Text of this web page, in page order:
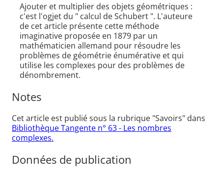
Ajouter et multiplier des objets géométriques :
c'est l'ogjet du " calcul de Schubert ". L'auteure
de cet article présente cette méthode
imaginative proposée en 1879 par un
mathématicien allemand pour résoudre les
problèmes de géométrie énumérative et qui
utilise les complexes pour des problèmes de
dénombrement.
Notes
Cet article est publié sous la rubrique "Savoirs" dans
Bibliothèque Tangente n° 63 - Les nombres
complexes.
Données de publication